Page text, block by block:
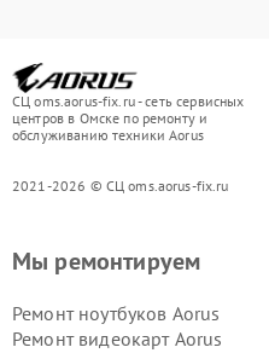
СЦ oms.aorus-fix.ru - сеть сервисных
центров в Омске по ремонту и
обслуживанию техники Aorus
2021-2026 © СЦ oms.aorus-fix.ru
Мы ремонтируем
Ремонт ноутбуков Aorus
Ремонт видеокарт Aorus